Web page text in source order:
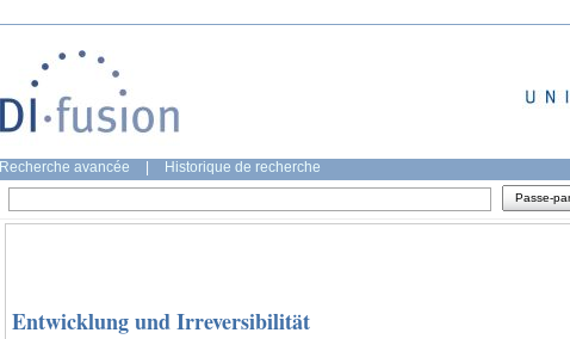
Recherche avancée Historique de recherche
Passe-
Entwicklung und Irreversibilität